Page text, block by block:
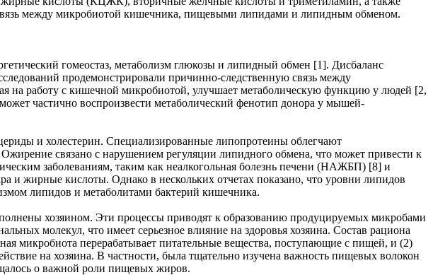
между микробиотой кишечника, пищевыми липидами и липидным обменом.
гомеостаз, метаболизм глюкозы и липидный обмен [1]. Дисбаланс
продемонстрировали причинно-следственную связь между
на работу с кишечной микробиотой, улучшает метаболическую функцию у людей [2,
частично воспроизвести метаболический фенотип донора у мышей-
и холестерин. Специализированные липопротеины облегчают
связано с нарушением регуляции липидного обмена, что может привести к
заболеваниям, таким как неалкогольная болезнь печени (НАЖБП) [8] и
и жирные кислоты. Однако в нескольких отчетах показано, что уровни липидов
липидов и метаболитами бактерий кишечника.
хозяином. Эти процессы приводят к образованию продуцируемых микробами
молекул, что имеет серьезное влияние на здоровья хозяина. Состав рациона
микробиота перерабатывает питательные вещества, поступающие с пищей, и (2)
на хозяина. В частности, была тщательно изучена важность пищевых волокон
о важной роли пищевых жиров.